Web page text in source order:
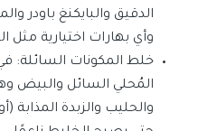
الدقيق والبايكنغ باودر
وأي بهارات اختيارية مثل
خلط المكونات السائلة:
المُحلي السائل والبيض
والحليب والزبدة المذابة